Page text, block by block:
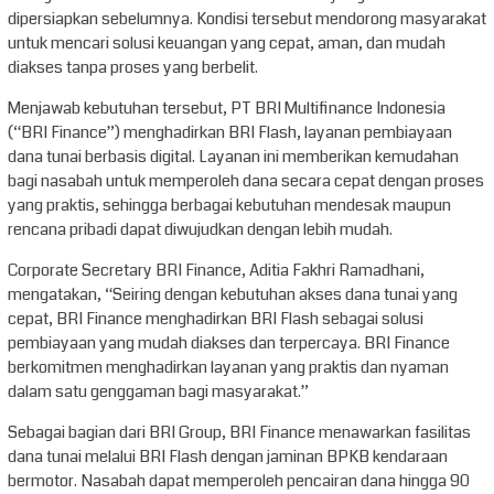
dipersiapkan sebelumnya. Kondisi tersebut mendorong masyarakat
untuk mencari solusi keuangan yang cepat, aman, dan mudah
diakses tanpa proses yang berbelit.
Menjawab kebutuhan tersebut, PT BRI Multifinance Indonesia
(“BRI Finance”) menghadirkan BRI Flash, layanan pembiayaan
dana tunai berbasis digital. Layanan ini memberikan kemudahan
bagi nasabah untuk memperoleh dana secara cepat dengan proses
yang praktis, sehingga berbagai kebutuhan mendesak maupun
rencana pribadi dapat diwujudkan dengan lebih mudah.
Corporate Secretary BRI Finance, Aditia Fakhri Ramadhani,
mengatakan, “Seiring dengan kebutuhan akses dana tunai yang
cepat, BRI Finance menghadirkan BRI Flash sebagai solusi
pembiayaan yang mudah diakses dan terpercaya. BRI Finance
berkomitmen menghadirkan layanan yang praktis dan nyaman
dalam satu genggaman bagi masyarakat.”
Sebagai bagian dari BRI Group, BRI Finance menawarkan fasilitas
dana tunai melalui BRI Flash dengan jaminan BPKB kendaraan
bermotor. Nasabah dapat memperoleh pencairan dana hingga 90